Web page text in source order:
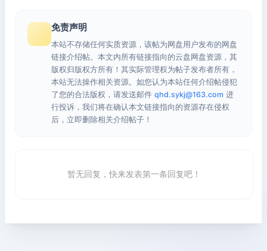
免责声明
本站不存储任何实质资源，该帖为网盘用户发布的网盘
链接介绍帖。本文内所有链接指向的云盘网盘资源，其
版权归版权方所有！其实际管理权为帖子发布者所有，
本站无法操作相关资源。如您认为本站任何介绍帖侵犯
了您的合法版权，请发送邮件 qhd.sykj@163.com 进
行投诉，我们将在确认本文链接指向的资源存在侵权
后，立即删除相关介绍帖子！
暂无回复，快来发表第一条回复吧！